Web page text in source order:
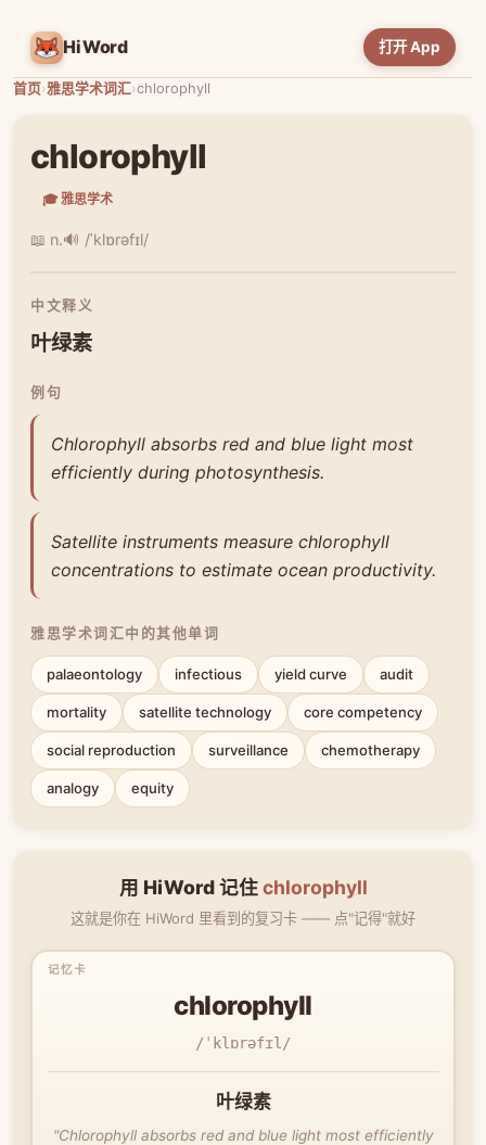
HiWord 打开 App
首页›雅思学术词汇›chlorophyll
chlorophyll
🎓 雅思学术
📖 n.🔊 /ˈklɒrəfɪl/
中文释义
叶绿素
例句
Chlorophyll absorbs red and blue light most
efficiently during photosynthesis.
Satellite instruments measure chlorophyll
concentrations to estimate ocean productivity.
雅思学术词汇中的其他单词
palaeontology infectious yield curve audit
mortality satellite technology core competency
social reproduction surveillance chemotherapy
analogy equity
用 HiWord 记住chlorophyll
这就是你在 HiWord 里看到的复习卡 —— 点"记得"就好
chlorophyll
/ˈklɒrəfɪl/
叶绿素
"Chlorophyll absorbs red and blue light most efficiently